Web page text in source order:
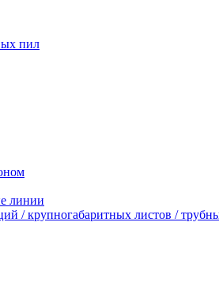
пил
линии
/ крупногабаритных листов /